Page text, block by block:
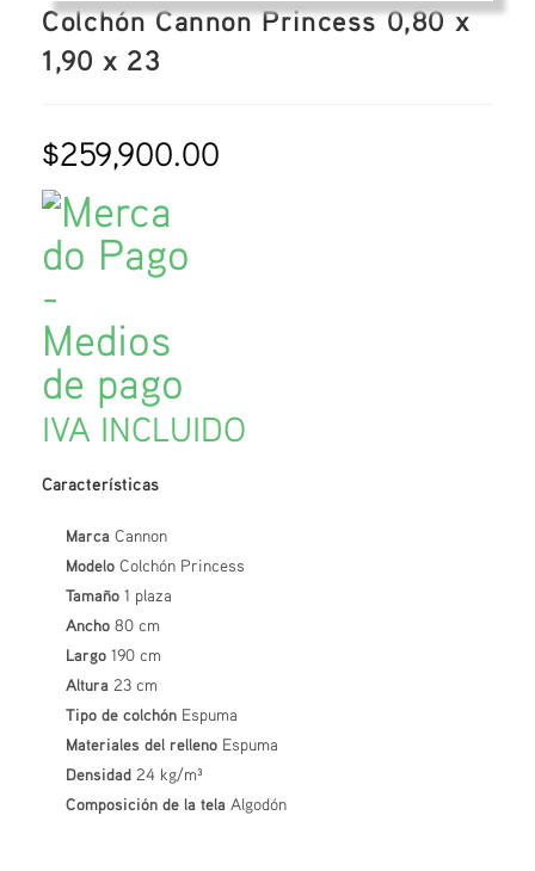
Colchón Cannon Princess 0,80 x
1,90 x 23
$259,900.00
IVA INCLUIDO
Características
MarcaCannon
ModeloColchón Princess
Tamaño1 plaza
Ancho80 cm
Largo190 cm
Altura 23 cm
Tipo de colchón Espuma
Materiales del relleno Espuma
Densidad 24 kg/m³
Composición de la telaAlgodón